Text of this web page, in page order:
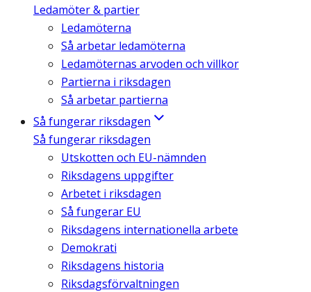
Ledamöter & partier
Ledamöterna
Så arbetar ledamöterna
Ledamöternas arvoden och villkor
Partierna i riksdagen
Så arbetar partierna
Så fungerar riksdagen
Så fungerar riksdagen
Utskotten och EU-nämnden
Riksdagens uppgifter
Arbetet i riksdagen
Så fungerar EU
Riksdagens internationella arbete
Demokrati
Riksdagens historia
Riksdagsförvaltningen